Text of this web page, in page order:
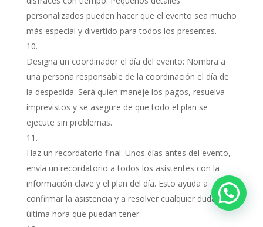
personalizados pueden hacer que el evento sea mucho
más especial y divertido para todos los presentes.
Designa un coordinador el día del evento: Nombra a
una persona responsable de la coordinación el día de
la despedida. Será quien maneje los pagos, resuelva
imprevistos y se asegure de que todo el plan se
ejecute sin problemas.
Haz un recordatorio final: Unos días antes del evento,
envía un recordatorio a todos los asistentes con la
información clave y el plan del día. Esto ayuda a
confirmar la asistencia y a resolver cualquier duda de
última hora que puedan tener.